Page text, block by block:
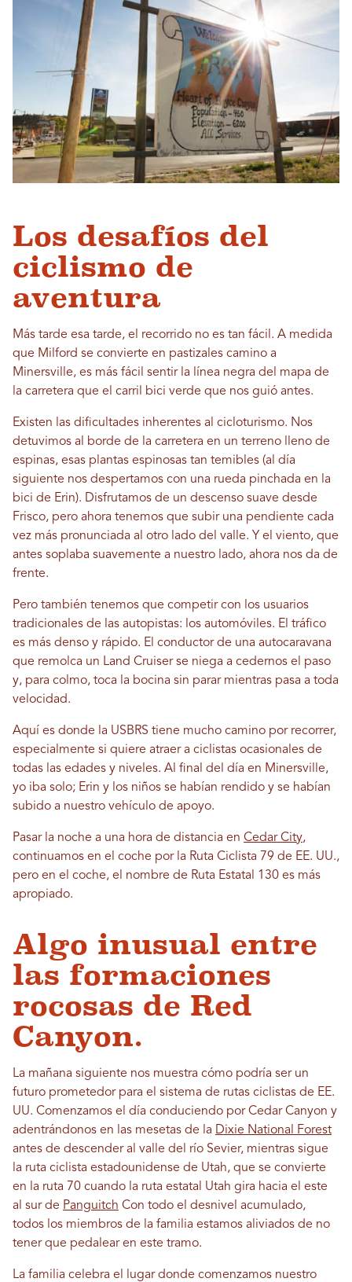
Los desafíos del
ciclismo de
aventura
Más tarde esa tarde, el recorrido no es tan fácil. A medida
que Milford se convierte en pastizales camino a
Minersville, es más fácil sentir la línea negra del mapa de
la carretera que el carril bici verde que nos guió antes.
Existen las dificultades inherentes al cicloturismo. Nos
detuvimos al borde de la carretera en un terreno lleno de
espinas, esas plantas espinosas tan temibles (al día
siguiente nos despertamos con una rueda pinchada en la
bici de Erin). Disfrutamos de un descenso suave desde
Frisco, pero ahora tenemos que subir una pendiente cada
vez más pronunciada al otro lado del valle. Y el viento, que
antes soplaba suavemente a nuestro lado, ahora nos da de
frente.
Pero también tenemos que competir con los usuarios
tradicionales de las autopistas: los automóviles. El tráfico
es más denso y rápido. El conductor de una autocaravana
que remolca un Land Cruiser se niega a cedernos el paso
y, para colmo, toca la bocina sin parar mientras pasa a toda
velocidad.
Aquí es donde la USBRS tiene mucho camino por recorrer,
especialmente si quiere atraer a ciclistas ocasionales de
todas las edades y niveles. Al final del día en Minersville,
yo iba solo; Erin y los niños se habían rendido y se habían
subido a nuestro vehículo de apoyo.
Pasar la noche a una hora de distancia en Cedar City,
continuamos en el coche por la Ruta Ciclista 79 de EE. UU.,
pero en el coche, el nombre de Ruta Estatal 130 es más
apropiado.
Algo inusual entre
las formaciones
rocosas de Red
Canyon.
La mañana siguiente nos muestra cómo podría ser un
futuro prometedor para el sistema de rutas ciclistas de EE.
UU. Comenzamos el día conduciendo por Cedar Canyon y
adentrándonos en las mesetas de la Dixie National Forest
antes de descender al valle del río Sevier, mientras sigue
la ruta ciclista estadounidense de Utah, que se convierte
en la ruta 70 cuando la ruta estatal Utah gira hacia el este
al sur de Panguitch Con todo el desnivel acumulado,
todos los miembros de la familia estamos aliviados de no
tener que pedalear en este tramo.
La familia celebra el lugar donde comenzamos nuestro